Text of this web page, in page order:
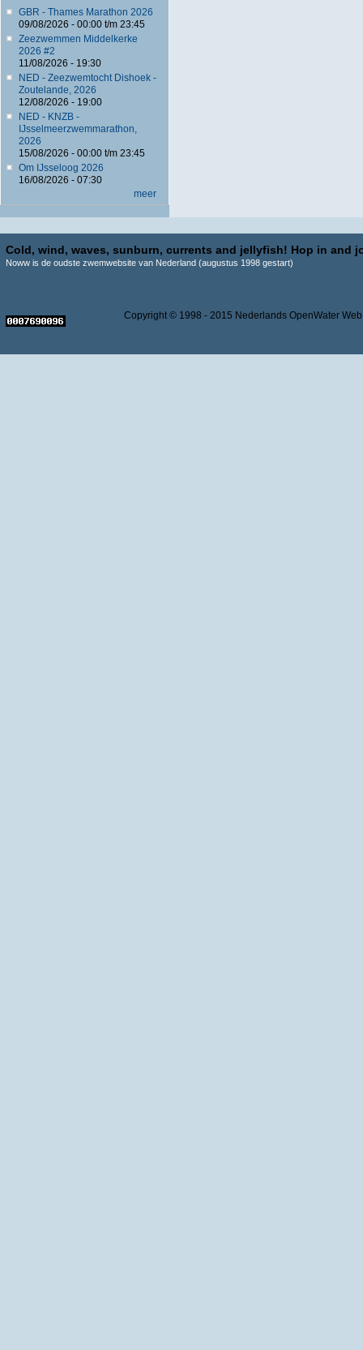
GBR - Thames Marathon 2026
09/08/2026 - 00:00t/m 23:45
Zeezwemmen Middelkerke
2026 #2
11/08/2026 - 19:30
NED - Zeezwemtocht Dishoek -
Zoutelande, 2026
12/08/2026 - 19:00
NED - KNZB -
IJsselmeerzwemmarathon,
2026
15/08/2026 - 00:00t/m 23:45
Om IJsseloog 2026
16/08/2026 - 07:30
meer
Cold, wind, waves, sunburn, currents and jellyfish! Hop in and
Noww is de oudste zwemwebsite van Nederland (augustus 1998 gestart)
Copyright © 1998 - 2015 Nederlands OpenWater